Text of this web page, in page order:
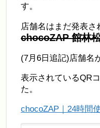
す。
店舗名はまだ発表
chocoZAP 館林
(7月6日追記)店舗名
表示されているQR
た。
chocoZAP｜24時間